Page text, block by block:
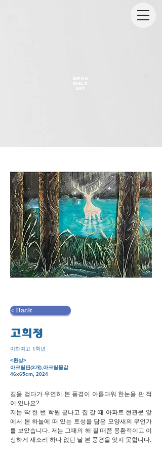
EWHA
GIRLS'
ART
< Back
고희정
이화여고 1학년
<환상>
아크릴판(3개),아크릴물감
46x65cm, 2024
길을 걷다가 우연히 본 풍경이 아름다워 한눈을 판 적
이 있나요?
저는 딱 한 번 학원 끝나고 집 갈 때 아파트 현관문 앞
에서 본 하늘에 떠 있는 토성을 닮은 모양새의 무언가
를 보았습니다. 저는 그때의 해 질 때쯤 몽환적이고 이
상하게 새소리 하나 없던 날 본 풍경을 잊지 못합니다.